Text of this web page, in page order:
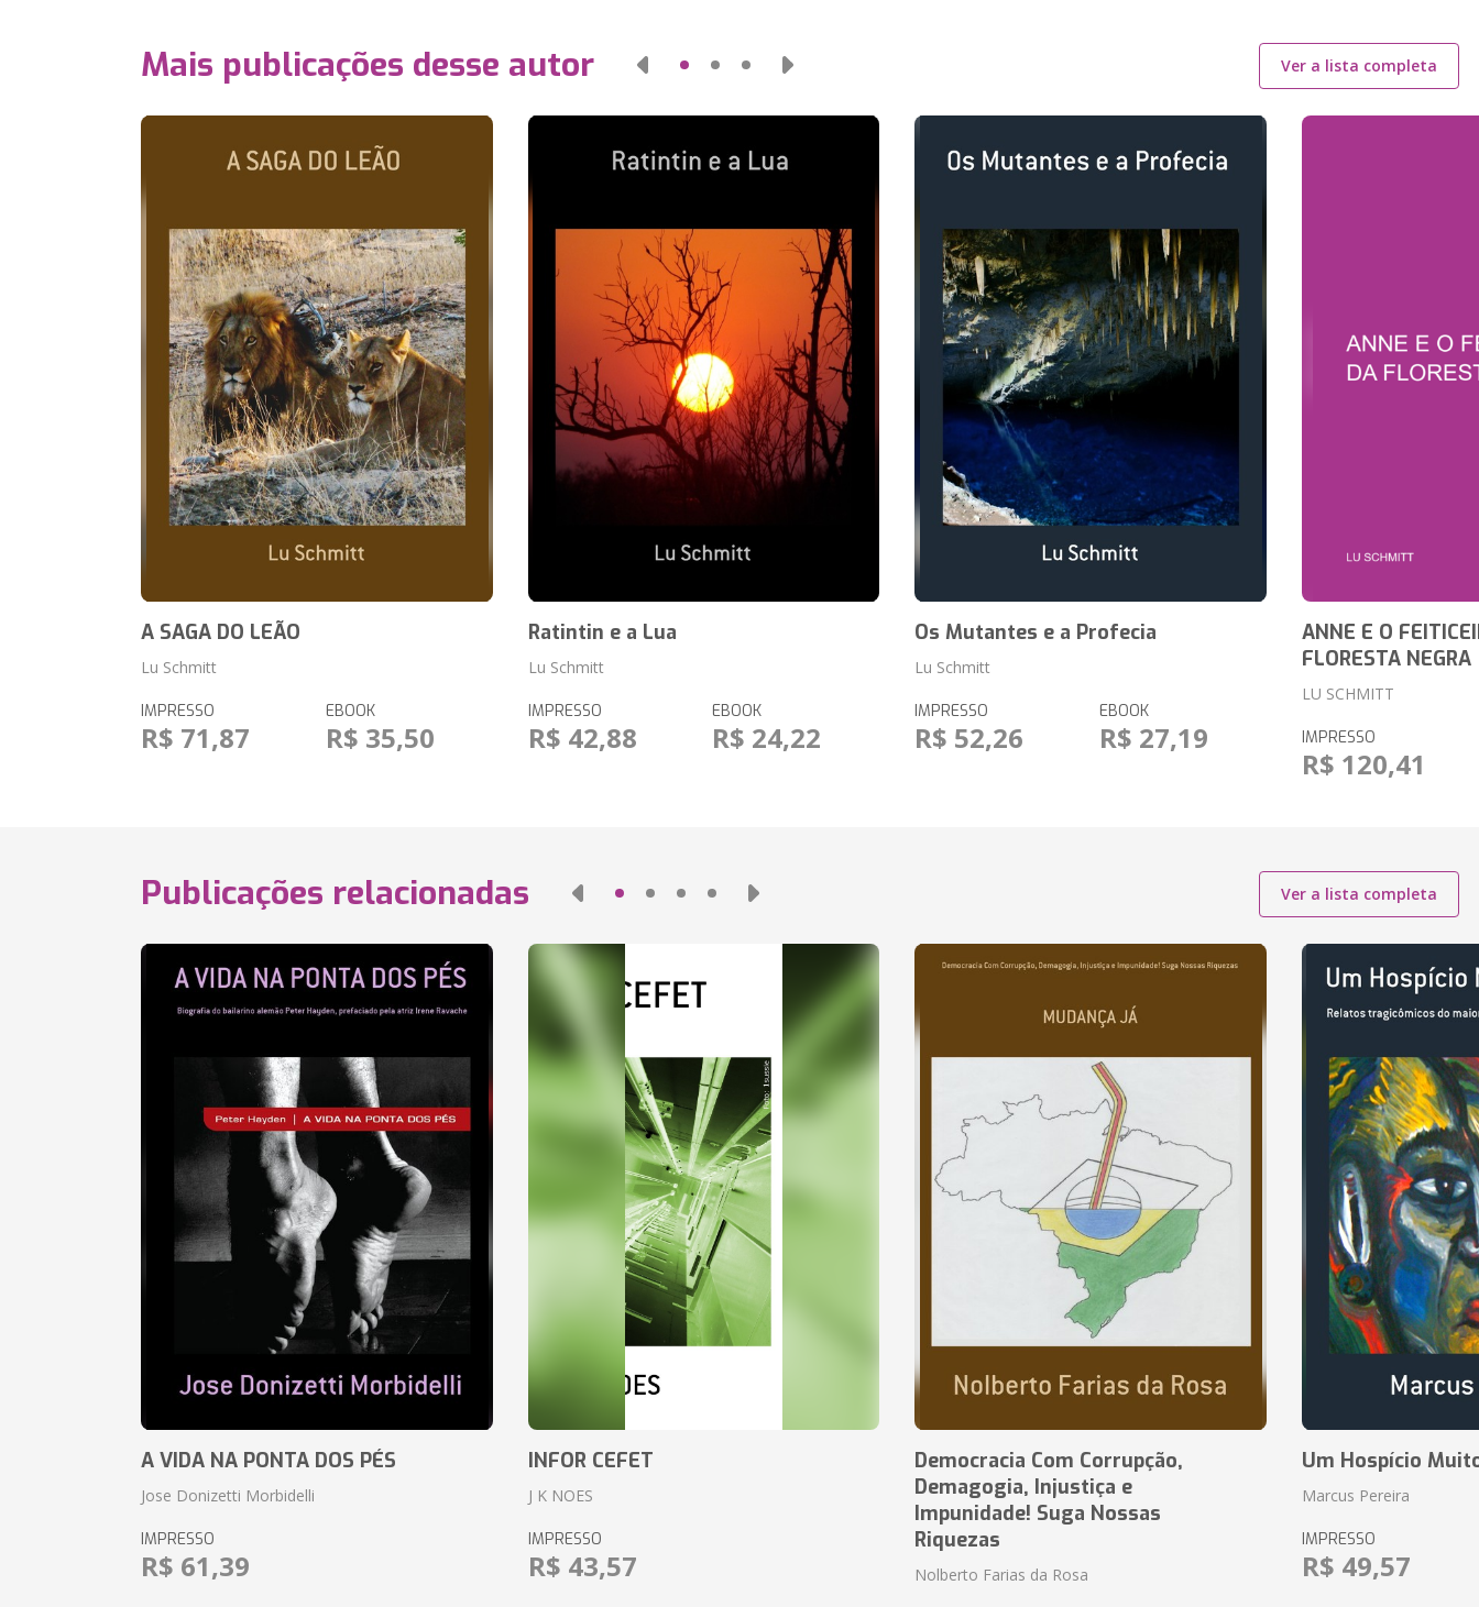
Mais publicações desse autor Ver a lista completa
A SAGA DO LEÃO
Lu Schmitt
IMPRESSO
R$ 71,87
EBOOK
R$ 35,50
Ratintin e a Lua
Lu Schmitt
IMPRESSO
R$ 42,88
EBOOK
R$ 24,22
Os Mutantes e a Profecia
Lu Schmitt
IMPRESSO
R$ 52,26
EBOOK
R$ 27,19
ANNE E O
FLORESTA NEGRA
LU SCHMITT
IMPRESSO
R$ 120,41
Publicações relacionadas Ver a lista completa
A VIDA NA PONTA DOS PÉS
Jose Donizetti Morbidelli
IMPRESSO
R$ 61,39
INFOR CEFET
J K NOES
IMPRESSO
R$ 43,57
Democracia Com Corrupção,
Demagogia, Injustiça e
Impunidade! Suga Nossas
Riquezas
Nolberto Farias da Rosa
Um Hospício
Marcus Pereira
IMPRESSO
R$ 49,57